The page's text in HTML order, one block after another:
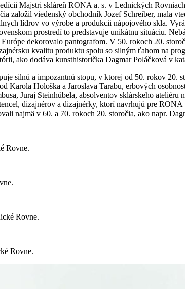
ícii Majstri skláreň RONA a. s. v Lednických
založil viedenský obchodník Jozef Schreiber, mala
lídrov vo výrobe a produkcii nápojového skla.
prostredí to predstavuje unikátnu situáciu.
Európe dekorovalo pantografom. V 50. rokoch 20.
érsku kvalitu produktu spolu so silným ťahom na
órii, ako dodáva kunsthistorička Dagmar Poláčková v
silnú a impozantnú stopu, v ktorej od 50. rokov 20.
Karola Hološka a Jaroslava Tarabu, erbových
Juraj Steinhübela, absolventov sklárskeho ateliéru
dizajnérov a dizajnérky, ktorí navrhujú pre RONA
najmä v 60. a 70. rokoch 20. storočia, ako napr.
Rovne.
Rovne.
Rovne.